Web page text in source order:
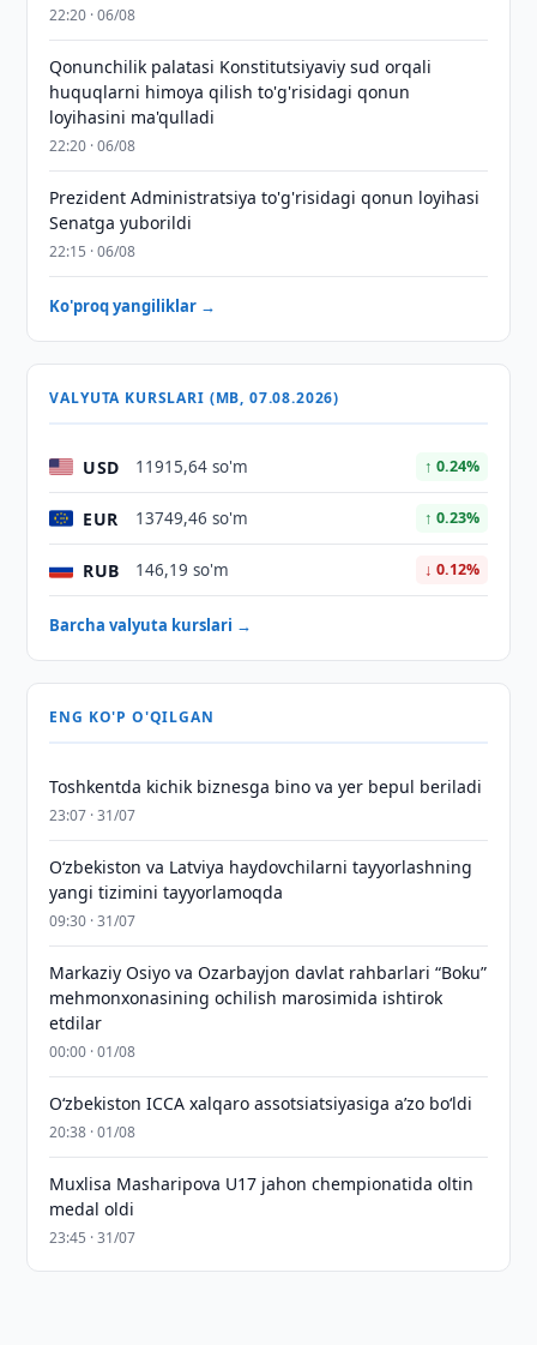
22:20 · 06/08
Qonunchilik palatasi Konstitutsiyaviy sud orqali
huquqlarni himoya qilish to'g'risidagi qonun
loyihasini ma'qulladi
22:20 · 06/08
Prezident Administratsiya to'g'risidagi qonun loyihasi
Senatga yuborildi
22:15 · 06/08
Ko'proq yangiliklar →
VALYUTA KURSLARI (MB, 07.08.2026)
USD 11915,64 so'm ↑ 0.24%
EUR 13749,46 so'm ↑ 0.23%
RUB 146,19 so'm ↓ 0.12%
Barcha valyuta kurslari →
ENG KO'P O'QILGAN
Toshkentda kichik biznesga bino va yer bepul beriladi
23:07 · 31/07
Oʻzbekiston va Latviya haydovchilarni tayyorlashning
yangi tizimini tayyorlamoqda
09:30 · 31/07
Markaziy Osiyo va Ozarbayjon davlat rahbarlari “Boku”
mehmonxonasining ochilish marosimida ishtirok
etdilar
00:00 · 01/08
O‘zbekiston ICCA xalqaro assotsiatsiyasiga aʼzo bo‘ldi
20:38 · 01/08
Muxlisa Masharipova U17 jahon chempionatida oltin
medal oldi
23:45 · 31/07